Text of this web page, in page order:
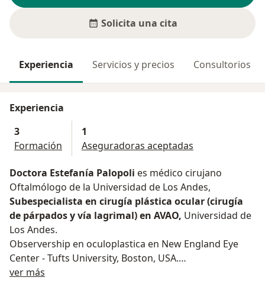
Solicita una cita
Experiencia Servicios y precios Consultorios
Experiencia
3
Formación
1
Aseguradoras aceptadas
Doctora Estefanía Palopoli es médico cirujano
Oftalmólogo de la Universidad de Los Andes,
Subespecialista en cirugía plástica ocular (cirugía
de párpados y vía lagrimal) en AVAO, Universidad de
Los Andes.
Observership en oculoplastica en New England Eye
Center - Tufts University, Boston, USA.
Miembro de la Academia Americana de Oftalmología.
ver más